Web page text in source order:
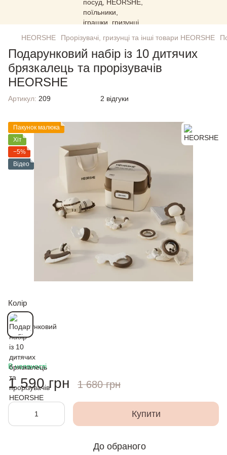
HEORSHE Прорізувачі, гризунці та інші товари HEORSHE
Подарунковий набір із 10 дитячих
брязкалець та прорізувачів
HEORSHE
Артикул: 209 2 відгуки
Пакунок малюка
Хіт
−5%
Відео
Колір
В наявності
1 590 грн 1 680 грн
Купити
До обраного